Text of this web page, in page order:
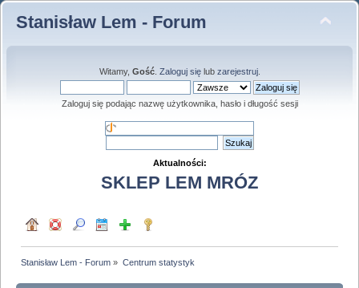
Stanisław Lem - Forum
Witamy, Gość. Zaloguj sięlub zarejestruj.
Zaloguj się podając nazwę użytkownika, hasło i długość sesji
Aktualności:
SKLEP LEM MRÓZ
Stanisław Lem - Forum » Centrum statystyk